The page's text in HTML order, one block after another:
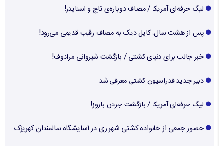
لیگ حرفه‌ای آمریکا / مصاف دوباره‌ی تاج و اسنایدر!
پس از هشت سال، کایل دیک به مصاف رقیب قدیمی می‌رود!
خبر جالب برای دنیای کشتی / بازگشت شیروانی مرادوف!
دبیر جدید فدراسیون کشتی معرفی شد
لیگ حرفه‌ای آمریکا / بازگشت جردن باروز!
حضور جمعی از خانواده کشتی شهر ری در آسایشگاه سالمندان کهریزک